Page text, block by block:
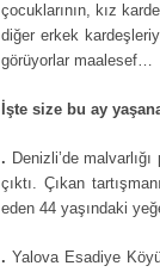
çocuklarının, kız
diğer erkek
görüyorlar maalesef…
İşte size bu ay
. Denizli’de
çıktı. Çıkan
eden 44 yaşındaki
.Yalova Esadiye